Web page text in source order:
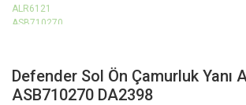
Defender Sol Ön Çamurluk Yanı
ASB710270 DA2398